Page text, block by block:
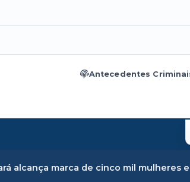
Antecedentes
marca de cinco mil mulheres e rompe